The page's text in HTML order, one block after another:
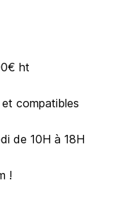
ht
compatibles
de 10H à 18H
!